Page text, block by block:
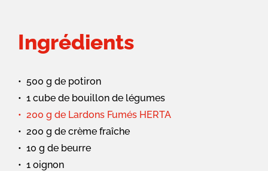
Ingrédients
500 g de potiron
1 cube de bouillon de légumes
200 g de Lardons Fumés HERTA
200 g de crème fraîche
10 g de beurre
1 oignon